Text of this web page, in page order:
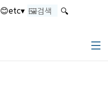
😊etc▾ 🔍